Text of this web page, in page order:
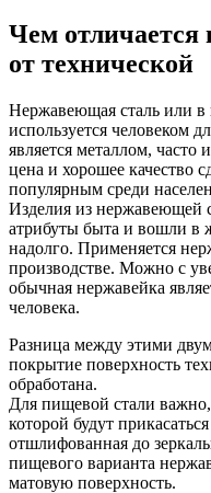
Чем
от технической
Нержавеющая сталь или в
используется человеком
является металлом,
цена и хорошее качество
популярным среди
Изделия из нержавеющей
атрибуты быта и вошли в
надолго. Применяется
производстве. Можно с
обычная нержавейка
человека.
Разница между этими
покрытие поверхность
обработана.
Для пищевой стали важно,
которой будут
отшлифованная до
пищевого варианта
матовую поверхность.